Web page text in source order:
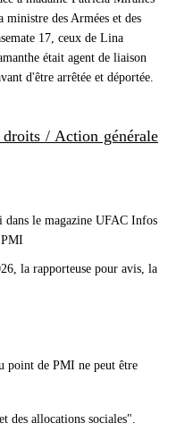
ministre des Armées et des
17, ceux de Lina
était agent de liaison
d'être arrêtée et déportée.
droits / Action générale
dans le magazine UFAC Infos
la rapporteuse pour avis, la
point de PMI ne peut être
des allocations sociales".